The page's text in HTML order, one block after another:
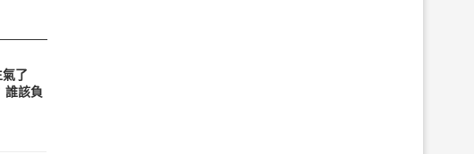
了
誰該負